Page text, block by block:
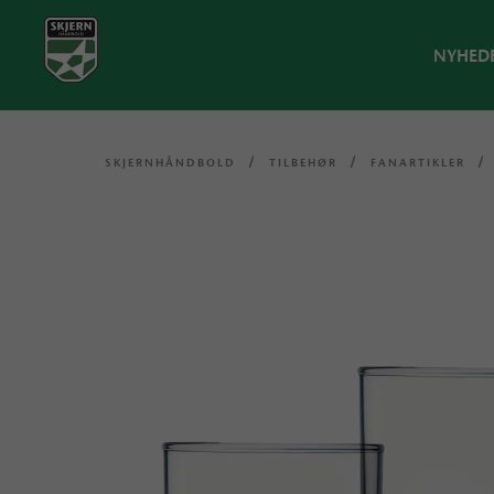
SKJERNHÅNDBOLD /TILBEHØR / FANARTIKLER